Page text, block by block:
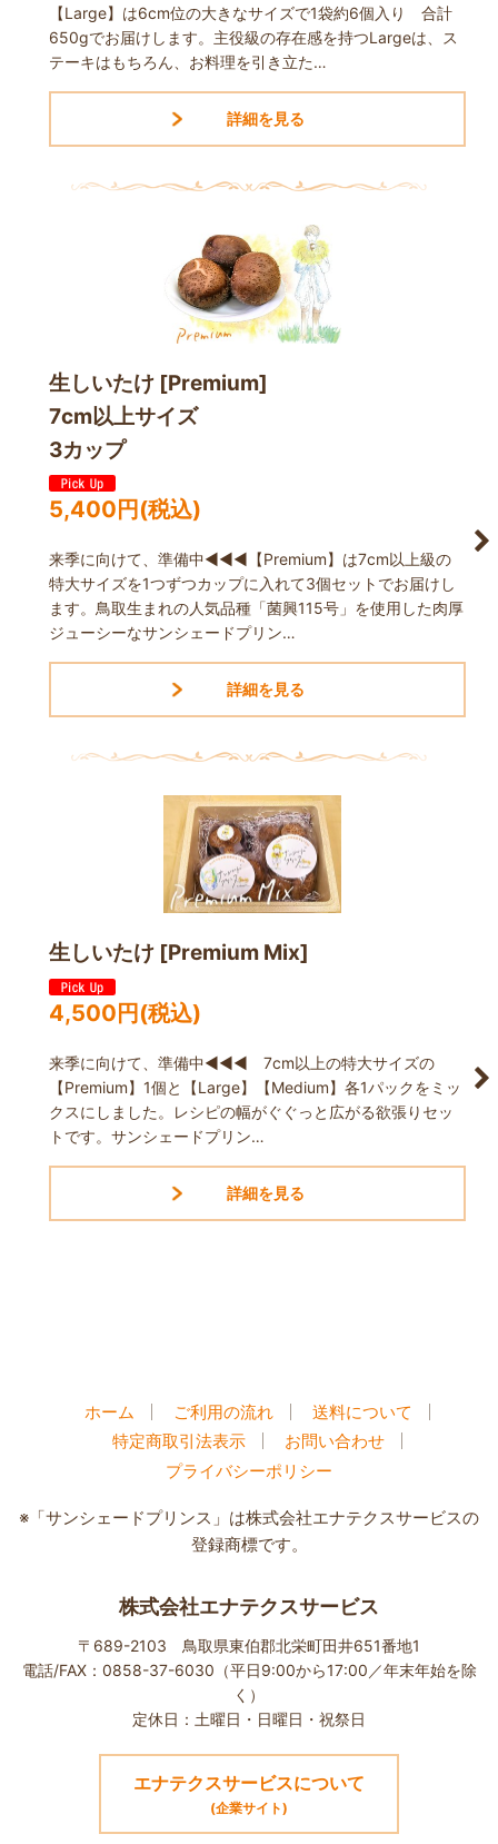
【Large】は6cm位の大きなサイズで1袋約6個入り 合計
650gでお届けします。主役級の存在感を持つLargeは、ス
テーキはもちろん、お料理を引き立た…
生しいたけ [Premium]
7cm以上サイズ
3カップ
5,400 円 (税込)
来季に向けて、準備中◀◀◀【Premium】は7cm以上級の
特大サイズを1つずつカップに入れて3個セットでお届けし
ます。鳥取生まれの人気品種「菌興115号」を使用した肉厚
ジューシーなサンシェードプリン…
生しいたけ [Premium Mix]
4,500円(税込)
来季に向けて、準備中◀◀◀ 7cm以上の特大サイズの
【Premium】1個と【Large】【Medium】各1パックをミッ
クスにしました。レシピの幅がぐぐっと広がる欲張りセッ
トです。サンシェードプリン…
ホーム ご利用の流れ
送料について
特定商取引法表示
お問い合わせ
プライバシーポリシー
※「サンシェードプリンス」は株式会社エナテクスサービスの
登録商標です。
株式会社エナテクスサービス
〒689-2103 鳥取県東伯郡北栄町田井651番地1
電話/FAX：0858-37-6030（平日9:00から17:00／年末年始を除
く）
定休日：土曜日・日曜日・祝祭日
エナテクスサービスについて
(企業サイト)